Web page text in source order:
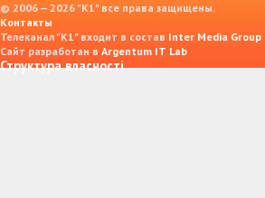
© 2006 — 2026 "K1" все права защищены.
Контакты
Телеканал "К1" входит в состав Inter Media Group
Сайт разработан в Argentum IT Lab
Структура власності